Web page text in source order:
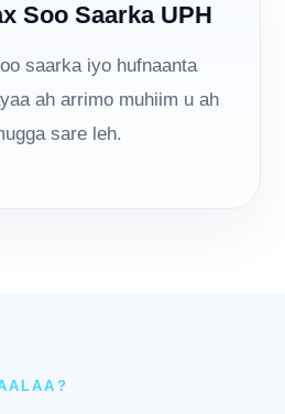
Soo Saarka UPH
saarka iyo hufnaanta
ah arrimo muhiim u ah
sare leh.